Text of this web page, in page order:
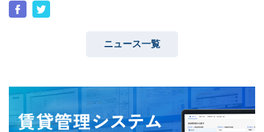
ニュース一覧